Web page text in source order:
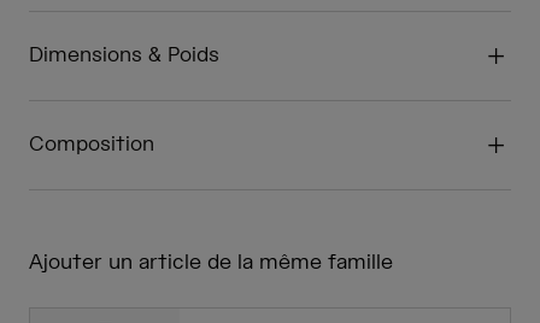
Dimensions & Poids
Composition
Ajouter un article de la même famille